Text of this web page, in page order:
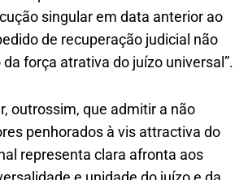
singular em data anterior ao
de recuperação judicial não
força atrativa do juízo universal”.
outrossim, que admitir a não
penhorados à vis attractiva do
representa clara afronta aos